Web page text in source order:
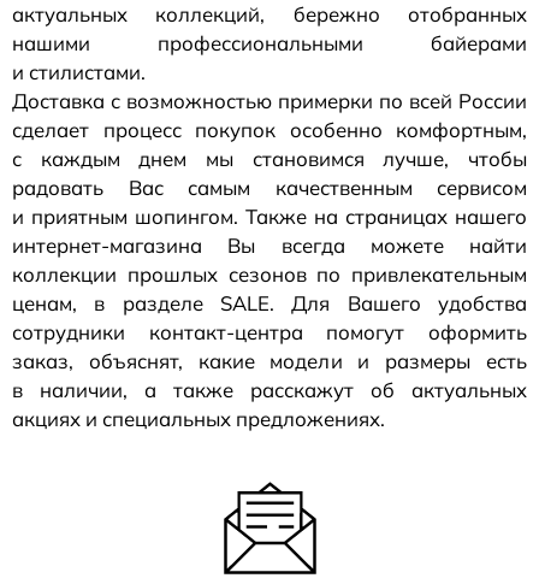
актуальных коллекций, бережно отобранных
нашими профессиональными байерами
и стилистами.
Доставка с возможностью примерки по всей России
сделает процесс покупок особенно комфортным,
с каждым днем мы становимся лучше, чтобы
радовать Вас самым качественным сервисом
и приятным шопингом. Также на страницах нашего
интернет-магазина Вы всегда можете найти
коллекции прошлых сезонов по привлекательным
ценам, в разделе SALE. Для Вашего удобства
сотрудники контакт-центра помогут оформить
заказ, объяснят, какие модели и размеры есть
в наличии, а также расскажут об актуальных
акциях и специальных предложениях.